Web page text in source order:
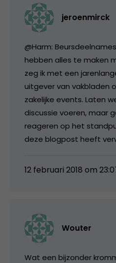
jeroenmirck
@Harm:
hebben alles te maken
zeg ik met een
uitgever van vakbladen
zakelijke events. Laten
discussie voeren, maar
reageren op het
deze blogpost heeft
12 februari 2018 om
Wouter
Wat een bijzonder